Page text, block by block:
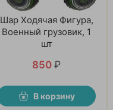
Шар Ходячая Фигура,
Военный грузовик, 1
шт
850 ₽
В корзину